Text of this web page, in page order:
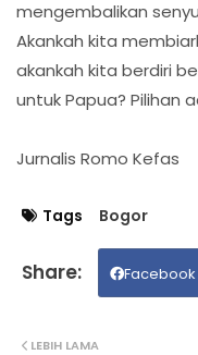
mengembalikan
Akankah kita
akankah kita berdiri
untuk Papua? Pilihan
Jurnalis Romo Kefas
Tags Bogor
Facebook
LEBIH LAMA